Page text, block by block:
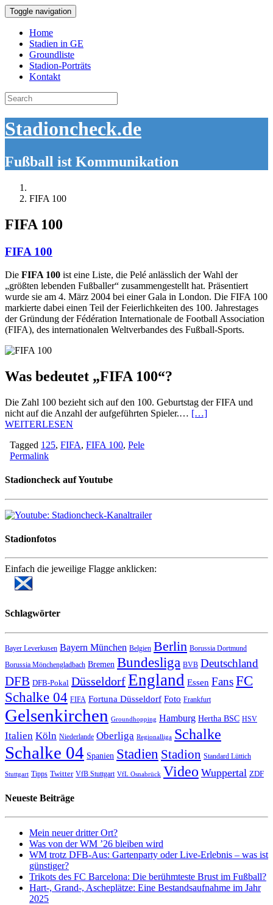
Toggle navigation
Home
Stadien in GE
Groundliste
Stadion-Porträts
Kontakt
Search
for:
Stadioncheck.de
Fußball ist Kommunikation
FIFA 100
FIFA 100
FIFA 100
Die FIFA 100 ist eine Liste, die Pelé anlässlich der Wahl der
„größten lebenden Fußballer“ zusammengestellt hat. Präsentiert
wurde sie am 4. März 2004 bei einer Gala in London. Die FIFA 100
markierte dabei einen Teil der Feierlichkeiten des 100. Jahrestages
der Gründung der Fédération Internationale de Football Association
(FIFA), des internationalen Weltverbandes des Fußball-Sports.
Was bedeutet „FIFA 100“?
Die Zahl 100 bezieht sich auf den 100. Geburtstag der FIFA und
nicht auf die Anzahl der aufgeführten Spieler.… […]
WEITERLESEN
Tagged 125, FIFA, FIFA 100, Pele
Permalink
Stadioncheck auf Youtube
Stadionfotos
Einfach die jeweilige Flagge anklicken:
Schlagwörter
Bayer Leverkusen Bayern München Belgien Berlin Borussia Dortmund
Borussia Mönchengladbach Bremen Bundesliga BVB Deutschland
DFB DFB-Pokal DüsseldorfEngland Essen FansFC
Schalke 04 FIFA Fortuna Düsseldorf Foto Frankfurt
Gelsenkirchen Groundhopping Hamburg Hertha BSC HSV
Italien Köln Niederlande Oberliga Regionalliga Schalke
Schalke 04 Spanien Stadien Stadion Standard Lüttich
Stuttgart Tipps Twitter VfB Stuttgart VfL Osnabrück Video Wuppertal ZDF
Neueste Beiträge
Mein neuer dritter Ort?
Was von der WM ’26 bleiben wird
WM trotz DFB-Aus: Gartenparty oder Live-Erlebnis – was ist
günstiger?
Trikots des FC Barcelona: Die berühmteste Brust im Fußball?
Hart-, Grand-, Ascheplätze: Eine Bestandsaufnahme im Jahr
2025